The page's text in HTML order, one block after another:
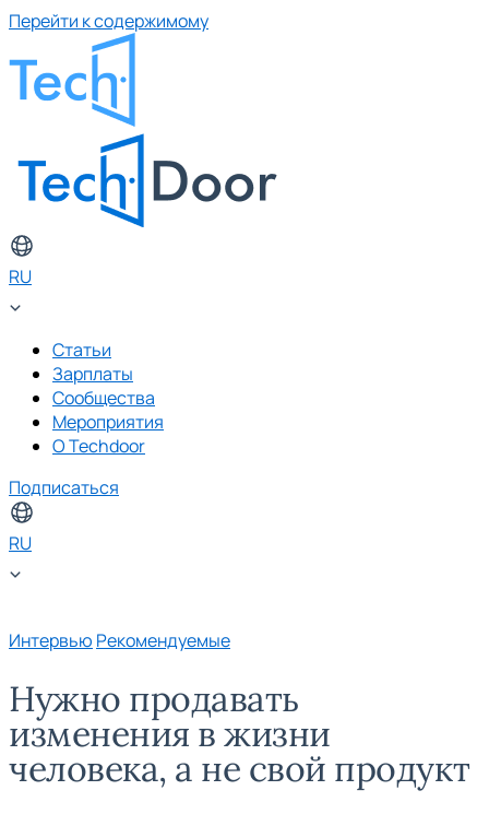
Перейти к содержимому
RU
Статьи
Зарплаты
Сообщества
Мероприятия
О Techdoor
Подписаться
RU
Интервью Рекомендуемые
Нужно продавать
изменения в жизни
человека, а не свой продукт